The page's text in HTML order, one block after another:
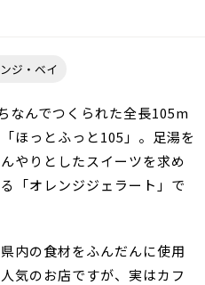
ジ・ベイ
なんでつくられた全長105m
ほっとふっと105」。足湯を
やりとしたスイーツを求め
「オレンジジェラート」で
内の食材をふんだんに使用
気のお店ですが、実はカフ